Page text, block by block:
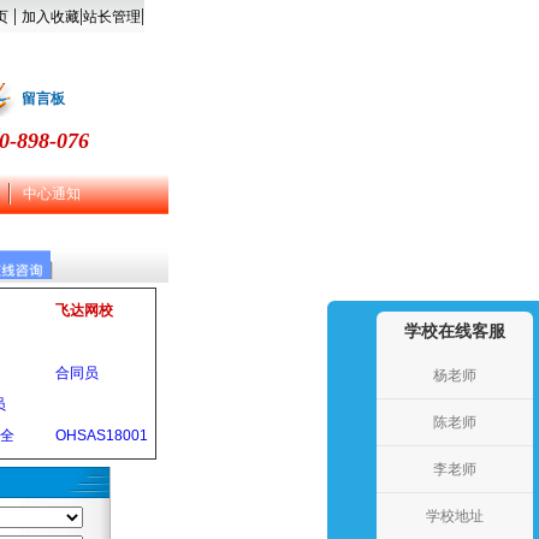
| 加入收藏|站长管理|
留言板
898-076
中心通知
飞达网校
合同员
OHSAS18001
学校在线客服
杨老师
陈老师
李老师
学校地址